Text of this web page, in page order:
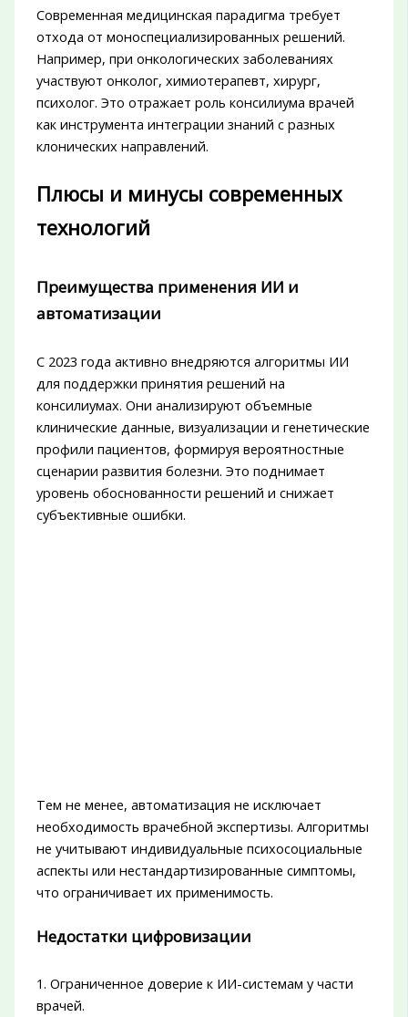
Современная медицинская парадигма требует
отхода от моноспециализированных решений.
Например, при онкологических заболеваниях
участвуют онколог, химиотерапевт, хирург,
психолог. Это отражает роль консилиума врачей
как инструмента интеграции знаний с разных
клонических направлений.
Плюсы и минусы современных
технологий
Преимущества применения ИИ и
автоматизации
С 2023 года активно внедряются алгоритмы ИИ
для поддержки принятия решений на
консилиумах. Они анализируют объемные
клинические данные, визуализации и генетические
профили пациентов, формируя вероятностные
сценарии развития болезни. Это поднимает
уровень обоснованности решений и снижает
субъективные ошибки.
Тем не менее, автоматизация не исключает
необходимость врачебной экспертизы. Алгоритмы
не учитывают индивидуальные психосоциальные
аспекты или нестандартизированные симптомы,
что ограничивает их применимость.
Недостатки цифровизации
1. Ограниченное доверие к ИИ-системам у части
врачей.